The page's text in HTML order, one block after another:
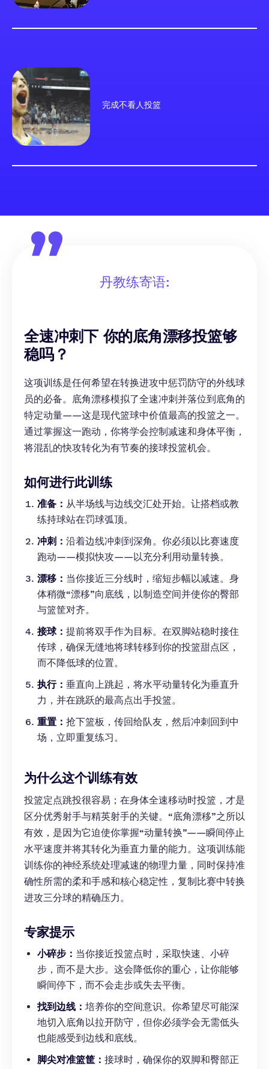
完成不看人投篮
丹教练寄语:
全速冲刺下 你的底角漂移投篮够
稳吗？
这项训练是任何希望在转换进攻中惩罚防守的外线球
员的必备。底角漂移模拟了全速冲刺并落位到底角的
特定动量——这是现代篮球中价值最高的投篮之一。
通过掌握这一跑动，你将学会控制减速和身体平衡，
将混乱的快攻转化为有节奏的接球投篮机会。
如何进行此训练
准备： 从半场线与边线交汇处开始。让搭档或教
练持球站在罚球弧顶。
冲刺： 沿着边线冲刺到深角。你必须以比赛速度
跑动——模拟快攻——以充分利用动量转换。
漂移： 当你接近三分线时，缩短步幅以减速。身
体稍微“漂移”向底线，以制造空间并使你的臀部
与篮筐对齐。
接球： 提前将双手作为目标。在双脚站稳时接住
传球，确保无缝地将球转移到你的投篮甜点区，
而不降低球的位置。
执行： 垂直向上跳起，将水平动量转化为垂直升
力，并在跳跃的最高点出手投篮。
重置： 抢下篮板，传回给队友，然后冲刺回到中
场，立即重复练习。
为什么这个训练有效
投篮定点跳投很容易；在身体全速移动时投篮，才是
区分优秀射手与精英射手的关键。“底角漂移”之所以
有效，是因为它迫使你掌握“动量转换”——瞬间停止
水平速度并将其转化为垂直力量的能力。这项训练能
训练你的神经系统处理减速的物理力量，同时保持准
确性所需的柔和手感和核心稳定性，复制比赛中转换
进攻三分球的精确压力。
专家提示
小碎步： 当你接近投篮点时，采取快速、小碎
步，而不是大步。这会降低你的重心，让你能够
瞬间停下，而不会走步或失去平衡。
找到边线： 培养你的空间意识。你希望尽可能深
地切入底角以拉开防守，但你必须学会无需低头
也能感受到边线和底线。
脚尖对准篮筐： 接球时，确保你的双脚和臀部正